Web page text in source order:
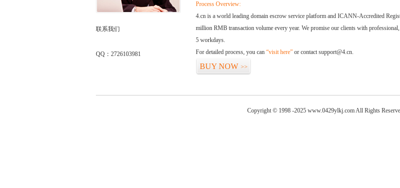
联系我们
QQ：2726103981
Process Overview:
4.cn is a world leading domain escrow service platform and ICANN-Accredited
million RMB transaction volume every year. We promise our clients with
5 workdays.
For detailed process, you can “visit here” or contact support@4.cn.
BUY NOW >>
Copyright © 1998 -2025 www.0429ylkj.com All Rights